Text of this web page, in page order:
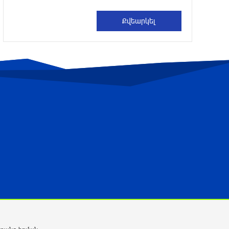
վարորդին դուրս են բերել
10 ժամ առաջ
Երևանում երթուղիների